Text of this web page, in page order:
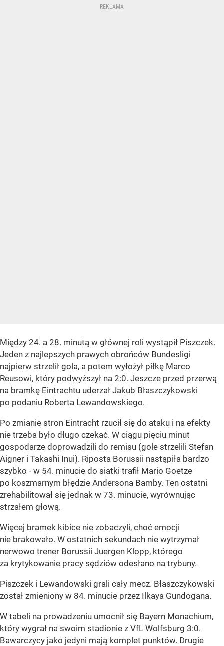
Między 24. a 28. minutą w głównej roli wystąpił Piszczek.
Jeden z najlepszych prawych obrońców Bundesligi
najpierw strzelił gola, a potem wyłożył piłkę Marco
Reusowi, który podwyższył na 2:0. Jeszcze przed przerwą
na bramkę Eintrachtu uderzał Jakub Błaszczykowski
po podaniu Roberta Lewandowskiego.
Po zmianie stron Eintracht rzucił się do ataku i na efekty
nie trzeba było długo czekać. W ciągu pięciu minut
gospodarze doprowadzili do remisu (gole strzelili Stefan
Aigner i Takashi Inui). Riposta Borussii nastąpiła bardzo
szybko - w 54. minucie do siatki trafił Mario Goetze
po koszmarnym błędzie Andersona Bamby. Ten ostatni
zrehabilitował się jednak w 73. minucie, wyrównując
strzałem głową.
Więcej bramek kibice nie zobaczyli, choć emocji
nie brakowało. W ostatnich sekundach nie wytrzymał
nerwowo trener Borussii Juergen Klopp, którego
za krytykowanie pracy sędziów odesłano na trybuny.
Piszczek i Lewandowski grali cały mecz. Błaszczykowski
został zmieniony w 84. minucie przez Ilkaya Gundogana.
W tabeli na prowadzeniu umocnił się Bayern Monachium,
który wygrał na swoim stadionie z VfL Wolfsburg 3:0.
Bawarczycy jako jedyni mają komplet punktów. Drugie